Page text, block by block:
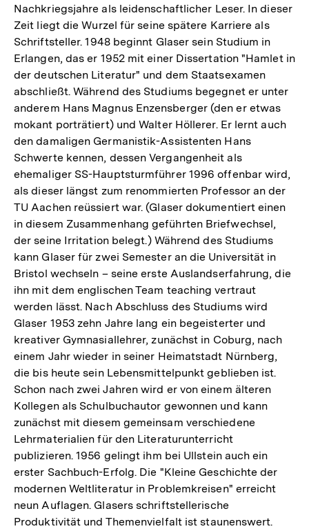
Nachkriegsjahre als leidenschaftlicher Leser. In dieser
Zeit liegt die Wurzel für seine spätere Karriere als
Schriftsteller. 1948 beginnt Glaser sein Studium in
Erlangen, das er 1952 mit einer Dissertation "Hamlet in
der deutschen Literatur" und dem Staatsexamen
abschließt. Während des Studiums begegnet er unter
anderem Hans Magnus Enzensberger (den er etwas
mokant porträtiert) und Walter Höllerer. Er lernt auch
den damaligen Germanistik-Assistenten Hans
Schwerte kennen, dessen Vergangenheit als
ehemaliger SS-Hauptsturmführer 1996 offenbar wird,
als dieser längst zum renommierten Professor an der
TU Aachen reüssiert war. (Glaser dokumentiert einen
in diesem Zusammenhang geführten Briefwechsel,
der seine Irritation belegt.) Während des Studiums
kann Glaser für zwei Semester an die Universität in
Bristol wechseln – seine erste Auslandserfahrung, die
ihn mit dem englischen Team teaching vertraut
werden lässt. Nach Abschluss des Studiums wird
Glaser 1953 zehn Jahre lang ein begeisterter und
kreativer Gymnasiallehrer, zunächst in Coburg, nach
einem Jahr wieder in seiner Heimatstadt Nürnberg,
die bis heute sein Lebensmittelpunkt geblieben ist.
Schon nach zwei Jahren wird er von einem älteren
Kollegen als Schulbuchautor gewonnen und kann
zunächst mit diesem gemeinsam verschiedene
Lehrmaterialien für den Literaturunterricht
publizieren. 1956 gelingt ihm bei Ullstein auch ein
erster Sachbuch-Erfolg. Die "Kleine Geschichte der
modernen Weltliteratur in Problemkreisen" erreicht
neun Auflagen. Glasers schriftstellerische
Produktivität und Themenvielfalt ist staunenswert.